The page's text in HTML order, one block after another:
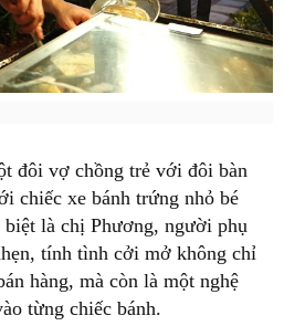
đôi vợ chồng trẻ với đôi bàn
chiếc xe bánh trứng nhỏ bé
là chị Phương, người phụ
tính tình cởi mở không chỉ
hàng, mà còn là một nghệ
từng chiếc bánh.